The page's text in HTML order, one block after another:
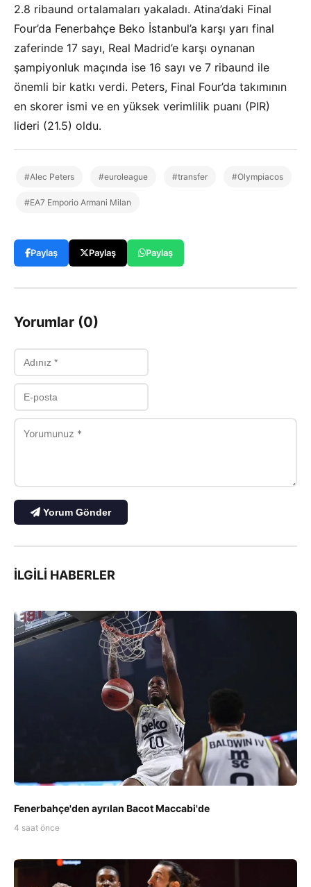
2.8 ribaund ortalamaları yakaladı. Atina’daki Final
Four’da Fenerbahçe Beko İstanbul’a karşı yarı final
zaferinde 17 sayı, Real Madrid’e karşı oynanan
şampiyonluk maçında ise 16 sayı ve 7 ribaund ile
önemli bir katkı verdi. Peters, Final Four’da takımının
en skorer ismi ve en yüksek verimlilik puanı (PIR)
lideri (21.5) oldu.
#Alec Peters #euroleague #transfer #Olympiacos
#EA7 Emporio Armani Milan
Paylaş Paylaş Paylaş
Yorumlar (0)
Yorum Gönder
İLGILI HABERLER
Fenerbahçe'den ayrılan Bacot Maccabi'de
4 saat önce